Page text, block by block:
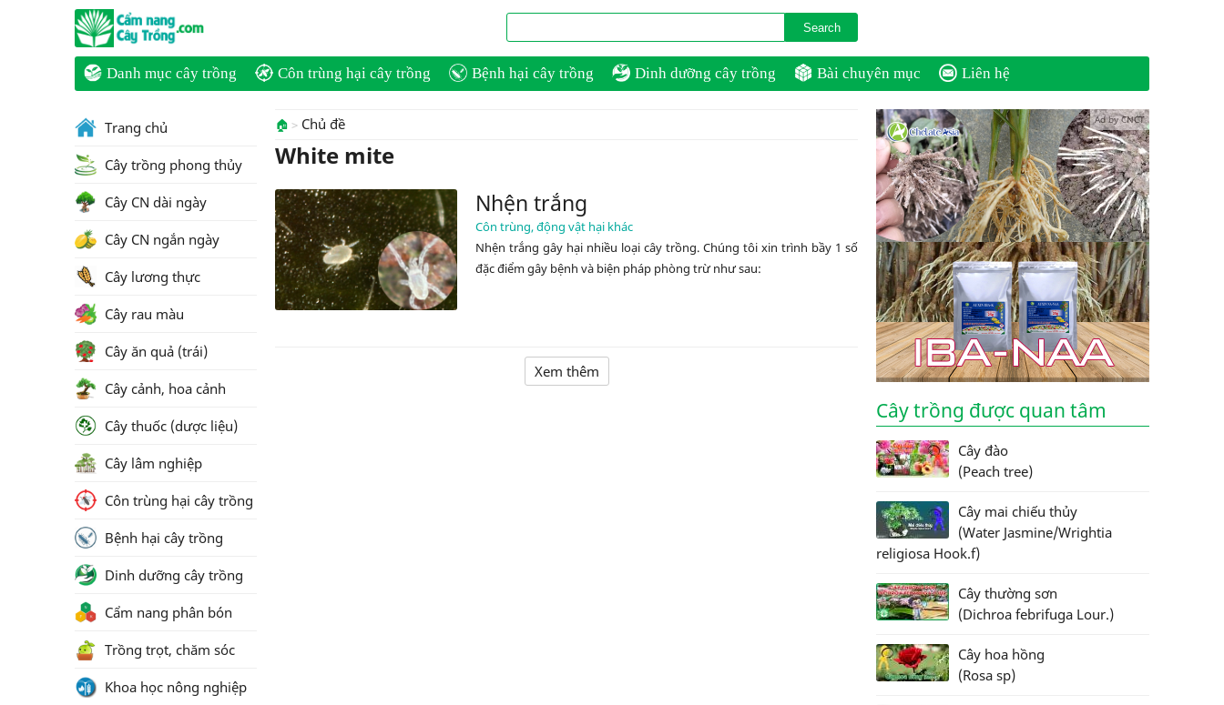
Danh mục cây trồng Côn trùng hại cây trồng Bệnh hại cây trồng Dinh dưỡng cây trồng Bài chuyên mục Liên hệ
🏠 Chủ đề
White mite
Nhện trắng
Côn trùng, động vật hại khác
Nhện trắng gây hại nhiều loại cây trồng. Chúng tôi xin trình bầy 1 số
đặc điểm gây bệnh và biện pháp phòng trừ như sau:
Xem thêm
Ad by CNCT
Cây trồng được quan tâm
Cây đào
(Peach tree)
Cây mai chiếu thủy
(Water Jasmine/Wrightia
religiosa Hook.f)
Cây thường sơn
(Dichroa febrifuga Lour.)
Cây hoa hồng
(Rosa sp)
Trang chủ
Cây trồng phong thủy
Cây CN dài ngày
Cây CN ngắn ngày
Cây lương thực
Cây rau màu
Cây ăn quả (trái)
Cây cảnh, hoa cảnh
Cây thuốc (dược liệu)
Cây lâm nghiệp
Côn trùng hại cây trồng
Bệnh hại cây trồng
Dinh dưỡng cây trồng
Cẩm nang phân bón
Trồng trọt, chăm sóc
Khoa học nông nghiệp